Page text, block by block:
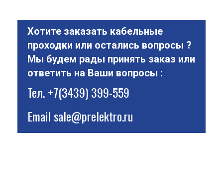
Хотите заказать кабельные
проходки или остались вопросы ?
Мы будем рады принять заказ или
ответить на Ваши вопросы :
Тел.+7(3439) 399-559
Emailsale@prelektro.ru